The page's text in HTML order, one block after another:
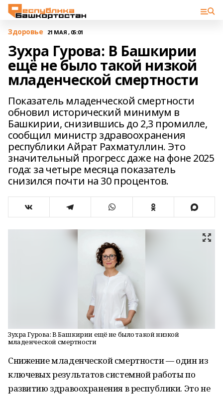
Здоровье 21 МАЯ , 05:01
Зухра Гурова: В Башкирии
ещё не было такой низкой
младенческой смертности
Показатель младенческой смертности
обновил исторический минимум в
Башкирии, снизившись до 2,3 промилле,
сообщил министр здравоохранения
республики Айрат Рахматуллин. Это
значительный прогресс даже на фоне 2025
года: за четыре месяца показатель
снизился почти на 30 процентов.
Зухра Гурова: В Башкирии ещё не было такой низкой
младенческой смертности
Снижение младенческой смертности — один из
ключевых результатов системной работы по
развитию здравоохранения в республики. Это не